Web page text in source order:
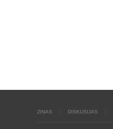
ZIŅAS DISKUSIJAS